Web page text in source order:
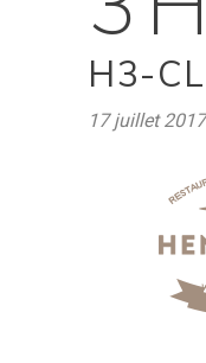
H3-
17 juillet 2017